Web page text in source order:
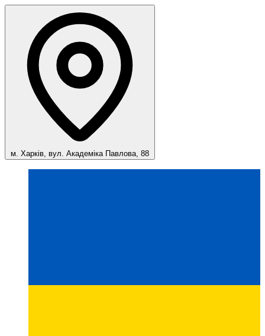
м. Харків, вул. Академіка Павлова, 88